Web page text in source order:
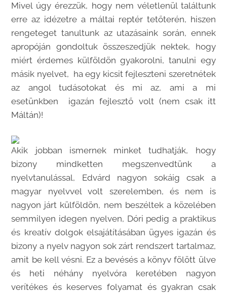
Mivel úgy érezzük, hogy nem véletlenül találtunk
erre az idézetre a máltai reptér tetőterén, hiszen
rengeteget tanultunk az utazásaink során, ennek
apropóján gondoltuk összeszedjük nektek, hogy
miért érdemes külföldön gyakorolni, tanulni egy
másik nyelvet, ha egy kicsit fejleszteni szeretnétek
az angol tudásotokat és mi az, ami a mi
esetünkben igazán fejlesztő volt (nem csak itt
Máltán)!
Akik jobban ismernek minket tudhatják, hogy
bizony mindketten megszenvedtünk a
nyelvtanulással, Edvárd nagyon sokáig csak a
magyar nyelvvel volt szerelemben, és nem is
nagyon járt külföldön, nem beszéltek a közelében
semmilyen idegen nyelven, Dóri pedig a praktikus
és kreatív dolgok elsajátításában ügyes igazán és
bizony a nyelv nagyon sok zárt rendszert tartalmaz,
amit be kell vésni. Ez a bevésés a könyv fölött ülve
és heti néhány nyelvóra keretében nagyon
verítékes és keserves folyamat és gyakran csak